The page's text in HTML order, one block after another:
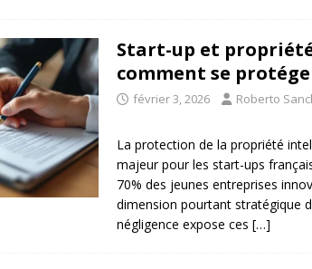
Start-up et
comment se
février 3, 2026 Roberto
La protection de la propriété
majeur pour les start-ups
70% des jeunes entreprises
dimension pourtant stratégique
négligence expose ces […]